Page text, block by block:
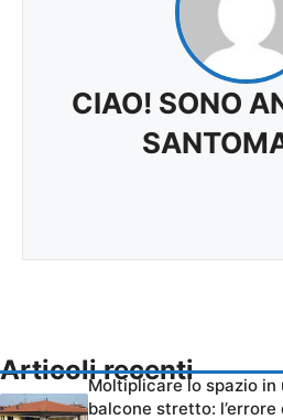
CIAO! SONO
Articoli recenti
Moltiplicare lo spazio in
balcone stretto: l’errore